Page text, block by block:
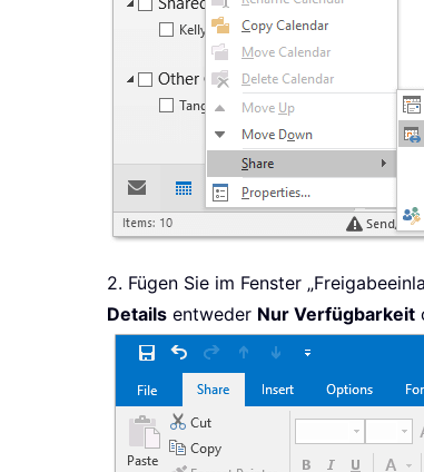
2. Fügen Sie im Fenster
Details entweder Nur Verfügbarkeit